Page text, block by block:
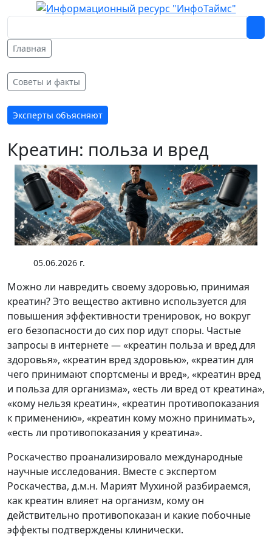
Главная
Советы и факты
Эксперты объясняют
Креатин: польза и вред
05.06.2026 г.
Можно ли навредить своему здоровью, принимая
креатин? Это вещество активно используется для
повышения эффективности тренировок, но вокруг
его безопасности до сих пор идут споры. Частые
запросы в интернете — «креатин польза и вред для
здоровья», «креатин вред здоровью», «креатин для
чего принимают спортсмены и вред», «креатин вред
и польза для организма», «есть ли вред от креатина»,
«кому нельзя креатин», «креатин противопоказания
к применению», «креатин кому можно принимать»,
«есть ли противопоказания у креатина».
Роскачество проанализировало международные
научные исследования. Вместе с экспертом
Роскачества, д.м.н. Марият Мухиной разбираемся,
как креатин влияет на организм, кому он
действительно противопоказан и какие побочные
эффекты подтверждены клинически.